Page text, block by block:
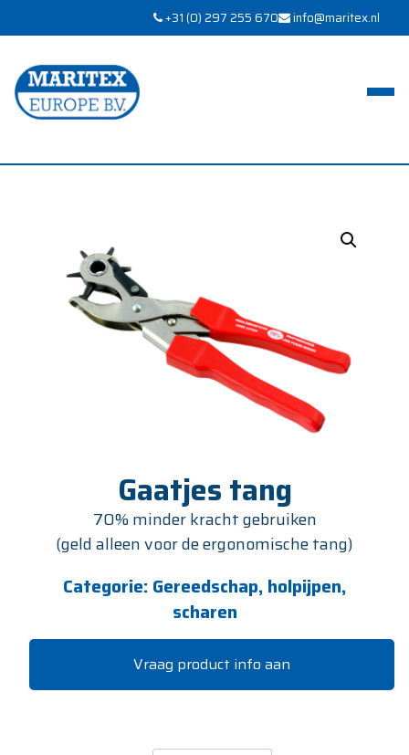
+31 (0) 297 255 670 info@maritex.nl
Gaatjes tang
70% minder kracht gebruiken
(geld alleen voor de ergonomische tang)
Categorie: Gereedschap, holpijpen,
scharen
Vraag product info aan